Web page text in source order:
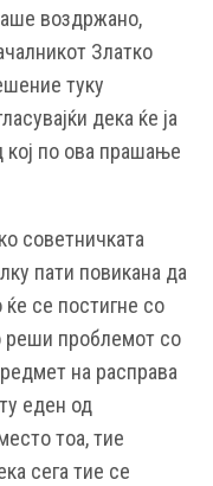
воздржано,
Златко
туку
дека ќе ја
кој по ова прашање
советничката
пати повикана да
се постигне со
реши проблемот со
на расправа
еден од
тоа, тие
сега тие се